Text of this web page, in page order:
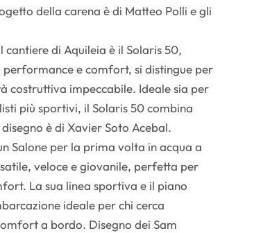
della carena è di Matteo Polli e gli
cantiere di Aquileia è il Solaris 50,
e comfort, si distingue per
costruttiva impeccabile. Ideale sia per
più sportivi, il Solaris 50 combina
è di Xavier Soto Acebal.
Salone per la prima volta in acqua a
veloce e giovanile, perfetta per
La sua linea sportiva e il piano
ideale per chi cerca
a bordo. Disegno dei Sam